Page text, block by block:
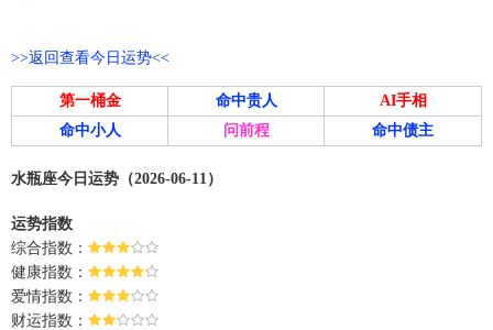
>>返回查看今日运势<<
第一桶金 命中贵人
AI手相
命中小人
问前程 命中债主
水瓶座今日运势（2026-06-11）
运势指数
综合指数：
健康指数：
爱情指数：
财运指数：